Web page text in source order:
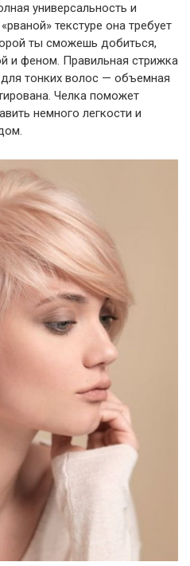
универсальность и
текстуре она требует
ты сможешь добиться,
и феном. Правильная стрижка
тонких волос — объемная
Челка поможет
немного легкости и